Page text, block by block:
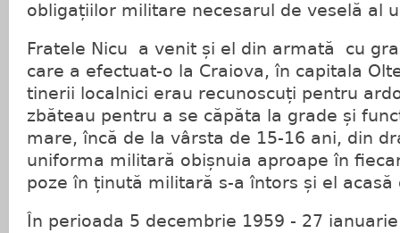
obligațiilor militare necesarul de veselă al
Fratele Nicu a venit și el din armată cu
care a efectuat-o la Craiova, în capitala
tinerii localnici erau recunoscuți pentru
zbăteau pentru a se căpăta la grade și
mare, încă de la vârsta de 15-16 ani, din
uniforma militară obișnuia aproape în
poze în ținută militară s-a întors și el acasă
În perioada 5 decembrie 1959 - 27